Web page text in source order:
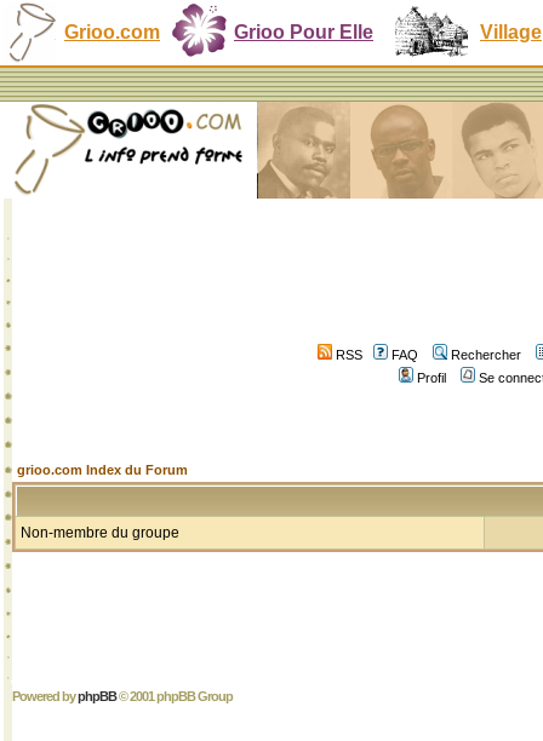
Grioo.com Grioo Pour Elle Village
RSS FAQ
Rechercher
Profil
Se
grioo.com Index du Forum
Non-membre du groupe
Powered byphpBB© 2001 phpBB Group